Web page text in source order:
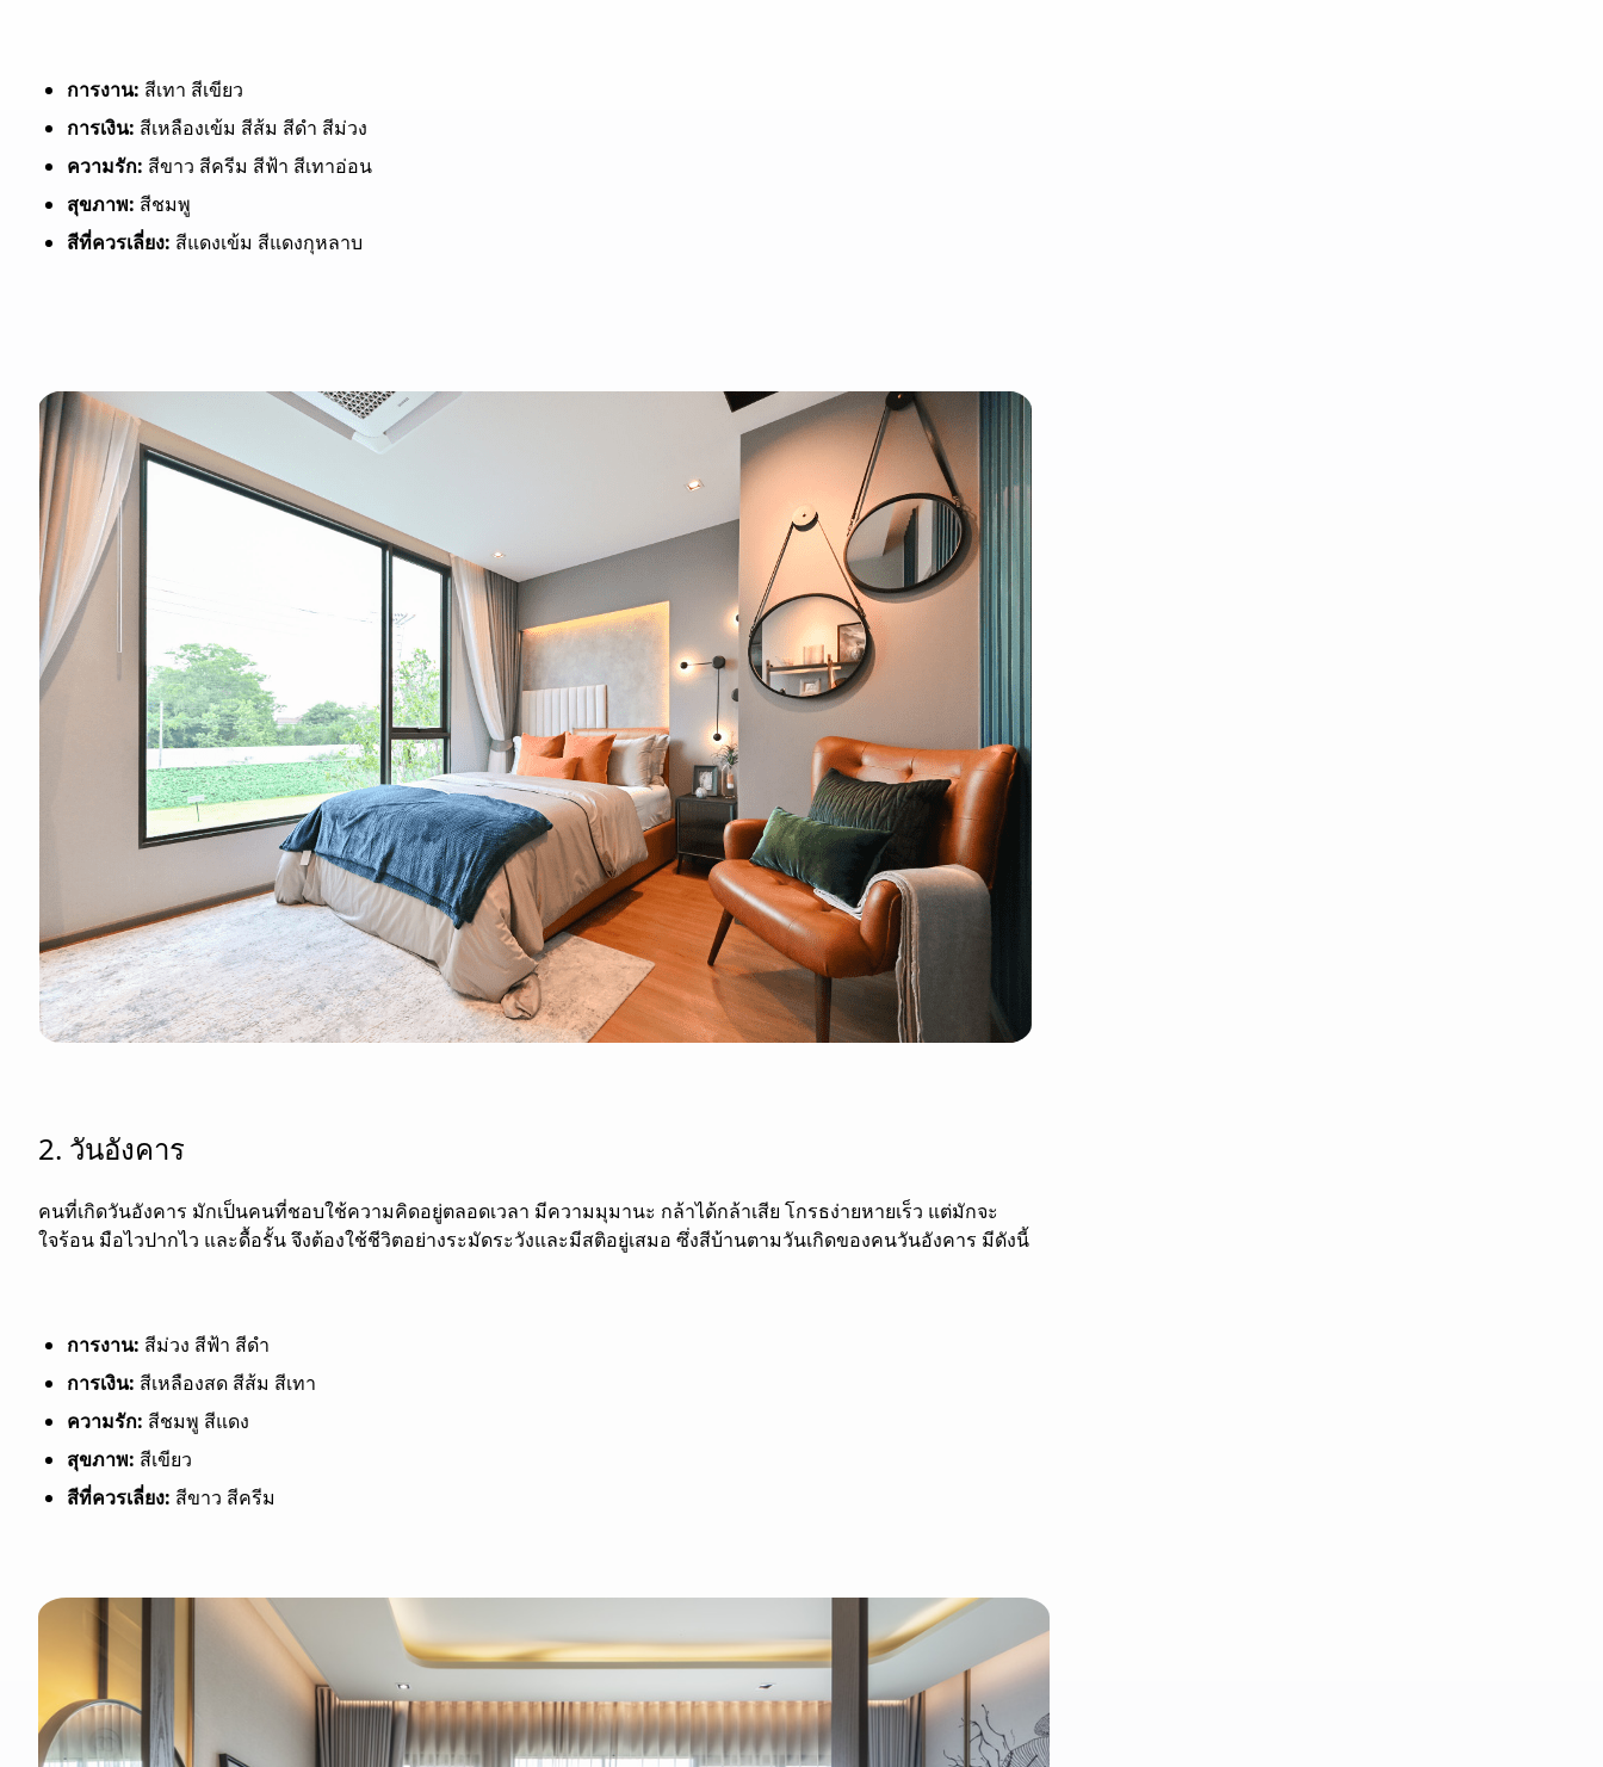
การงาน: สีเทา สีเขียว
การเงิน: สีเหลืองเข้ม สีส้ม สีดำ สีม่วง
ความรัก: สีขาว สีครีม สีฟ้า สีเทาอ่อน
สุขภาพ: สีชมพู
สีที่ควรเลี่ยง: สีแดงเข้ม สีแดงกุหลาบ
2. วันอังคาร
คนที่เกิดวันอังคาร มักเป็นคนที่ชอบใช้ความคิดอยู่ตลอดเวลา มีความมุมานะ กล้าได้กล้าเสีย โกรธง่ายหายเร็ว แต่มักจะ
ใจร้อน มือไวปากไว และดื้อรั้น จึงต้องใช้ชีวิตอย่างระมัดระวังและมีสติอยู่เสมอ ซึ่งสีบ้านตามวันเกิดของคนวันอังคาร มีดังนี้
การงาน: สีม่วง สีฟ้า สีดำ
การเงิน: สีเหลืองสด สีส้ม สีเทา
ความรัก: สีชมพู สีแดง
สุขภาพ: สีเขียว
สีที่ควรเลี่ยง: สีขาว สีครีม